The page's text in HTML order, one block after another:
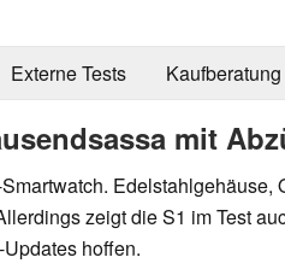
Externe Tests Kaufberatung
mit
Edelstahlgehäuse,
zeigt die S1 im Test
hoffen.